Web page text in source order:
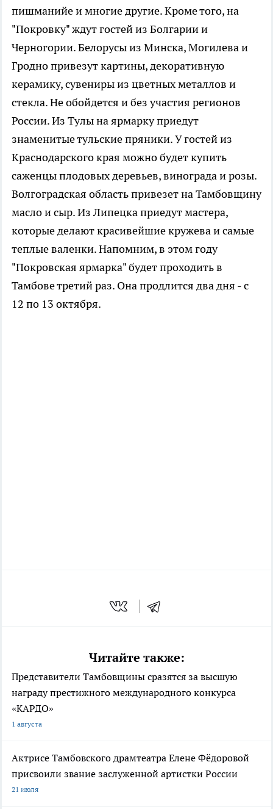
пишманийе и многие другие. Кроме того, на
"Покровку" ждут гостей из Болгарии и
Черногории. Белорусы из Минска, Могилева и
Гродно привезут картины, декоративную
керамику, сувениры из цветных металлов и
стекла. Не обойдется и без участия регионов
России. Из Тулы на ярмарку приедут
знаменитые тульские пряники. У гостей из
Краснодарского края можно будет купить
саженцы плодовых деревьев, винограда и розы.
Волгоградская область привезет на Тамбовщину
масло и сыр. Из Липецка приедут мастера,
которые делают красивейшие кружева и самые
теплые валенки. Напомним, в этом году
"Покровская ярмарка" будет проходить в
Тамбове третий раз. Она продлится два дня - с
12 по 13 октября.
Читайте также:
Представители Тамбовщины сразятся за высшую
награду престижного международного конкурса
«КАРДО»
1 августа
Актрисе Тамбовского драмтеатра Елене Фёдоровой
присвоили звание заслуженной артистки России
21 июля